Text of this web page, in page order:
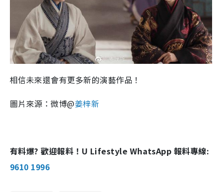
相信未來還會有更多新的演藝作品！
圖片來源：微博@姜梓新
有料爆? 歡迎報料！U Lifestyle WhatsApp 報料專線:
9610 1996